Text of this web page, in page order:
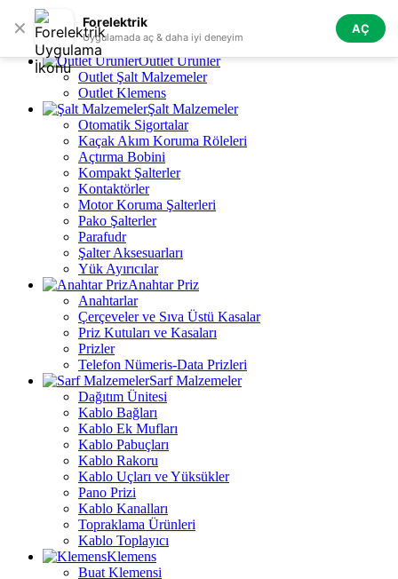
✕ Forelektrik
Uygulamada aç & daha iyi deneyim
AÇ
Skip to navigation Skip to main content
Tüm Kategoriler
Outlet Ürünler
Outlet Şalt Malzemeler
Outlet Klemens
Şalt Malzemeler
Otomatik Sigortalar
Kaçak Akım Koruma Röleleri
Açtırma Bobini
Kompakt Şalterler
Kontaktörler
Motor Koruma Şalterleri
Pako Şalterler
Parafudr
Şalter Aksesuarları
Yük Ayırıcılar
Anahtar Priz
Anahtarlar
Çerçeveler ve Sıva Üstü Kasalar
Priz Kutuları ve Kasaları
Prizler
Telefon Nümeris-Data Prizleri
Sarf Malzemeler
Dağıtım Ünitesi
Kablo Bağları
Kablo Ek Mufları
Kablo Pabuçları
Kablo Rakoru
Kablo Uçları ve Yüksükler
Pano Prizi
Kablo Kanalları
Topraklama Ürünleri
Kablo Toplayıcı
Klemens
Buat Klemensi